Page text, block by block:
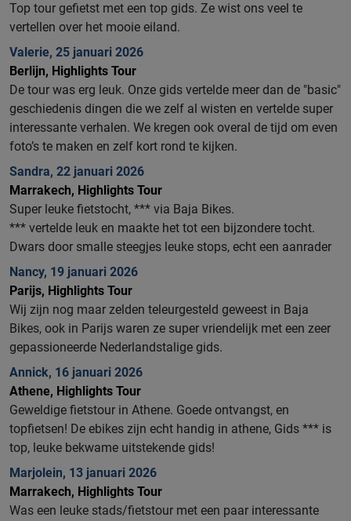
Top tour gefietst met een top gids. Ze wist ons veel te
vertellen over het mooie eiland.
Valerie, 25 januari 2026
Berlijn, Highlights Tour
De tour was erg leuk. Onze gids vertelde meer dan de "basic"
geschiedenis dingen die we zelf al wisten en vertelde super
interessante verhalen. We kregen ook overal de tijd om even
foto’s te maken en zelf kort rond te kijken.
Sandra, 22 januari 2026
Marrakech, Highlights Tour
Super leuke fietstocht, *** via Baja Bikes.
*** vertelde leuk en maakte het tot een bijzondere tocht.
Dwars door smalle steegjes leuke stops, echt een aanrader
Nancy, 19 januari 2026
Parijs, Highlights Tour
Wij zijn nog maar zelden teleurgesteld geweest in Baja
Bikes, ook in Parijs waren ze super vriendelijk met een zeer
gepassioneerde Nederlandstalige gids.
Annick, 16 januari 2026
Athene, Highlights Tour
Geweldige fietstour in Athene. Goede ontvangst, en
topfietsen! De ebikes zijn echt handig in athene, Gids *** is
top, leuke bekwame uitstekende gids!
Marjolein, 13 januari 2026
Marrakech, Highlights Tour
Was een leuke stads/fietstour met een paar interessante